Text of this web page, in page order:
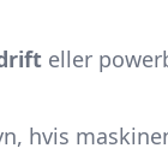
eller
hvis